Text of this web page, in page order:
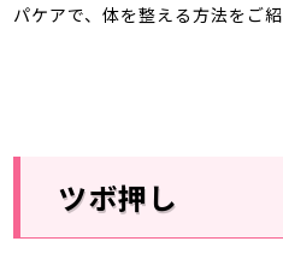
パケアで、体を整える方法をご紹
ツボ押し